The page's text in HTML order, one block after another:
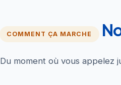
COMMENT ÇA MARCHE
Du moment où vous appelez